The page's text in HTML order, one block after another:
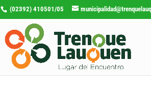
(02392) 410501/05